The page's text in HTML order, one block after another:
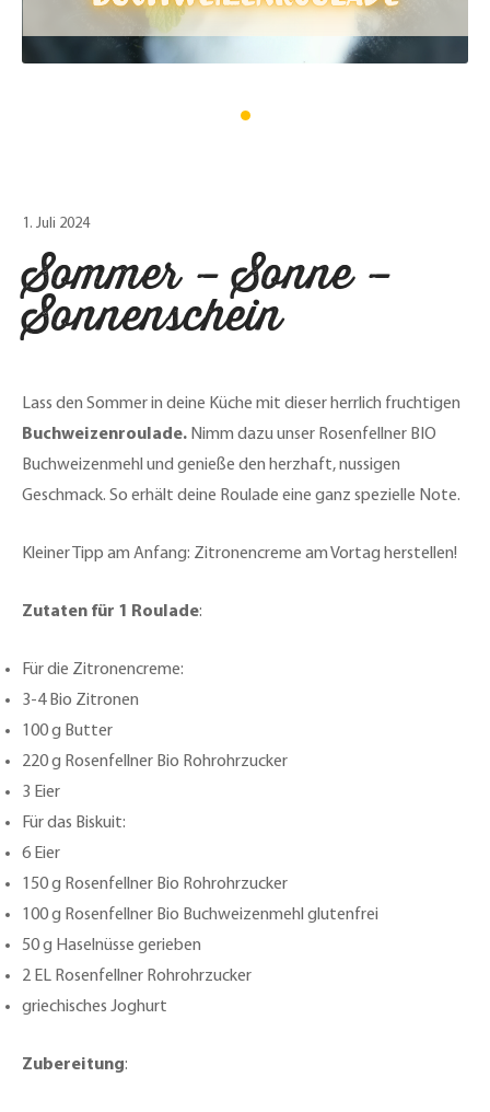
1. Juli 2024
Sommer – Sonne –
Sonnenschein
Lass den Sommer in deine Küche mit dieser herrlich fruchtigen
Buchweizenroulade. Nimm dazu unser Rosenfellner BIO
Buchweizenmehl und genieße den herzhaft, nussigen
Geschmack. So erhält deine Roulade eine ganz spezielle Note.
Kleiner Tipp am Anfang: Zitronencreme am Vortag herstellen!
Zutaten für 1 Roulade:
Für die Zitronencreme:
3-4 Bio Zitronen
100 g Butter
220 g Rosenfellner Bio Rohrohrzucker
3 Eier
Für das Biskuit:
6 Eier
150 g Rosenfellner Bio Rohrohrzucker
100 g Rosenfellner Bio Buchweizenmehl glutenfrei
50 g Haselnüsse gerieben
2 EL Rosenfellner Rohrohrzucker
griechisches Joghurt
Zubereitung: